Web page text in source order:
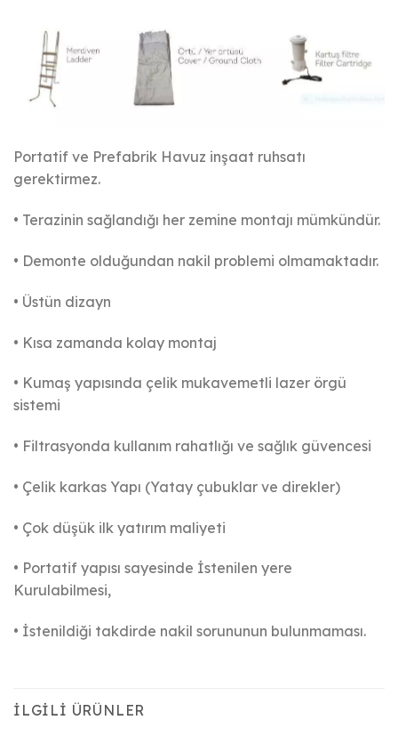
Portatif ve Prefabrik Havuz inşaat ruhsatı
gerektirmez.
• Terazinin sağlandığı her zemine montajı mümkündür.
• Demonte olduğundan nakil problemi olmamaktadır.
• Üstün dizayn
• Kısa zamanda kolay montaj
• Kumaş yapısında çelik mukavemetli lazer örgü
sistemi
• Filtrasyonda kullanım rahatlığı ve sağlık güvencesi
• Çelik karkas Yapı (Yatay çubuklar ve direkler)
• Çok düşük ilk yatırım maliyeti
• Portatif yapısı sayesinde İstenilen yere
Kurulabilmesi,
• İstenildiği takdirde nakil sorununun bulunmaması.
İLGILI ÜRÜNLER